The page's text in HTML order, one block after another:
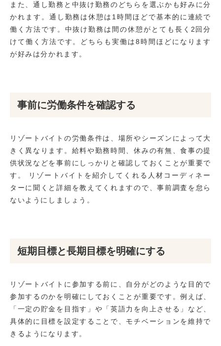
また、通し勤務と中抜け勤務のどちらを選ぶかも好みに分
かれます。通し勤務は休憩は1時間ほどで基本的に連続で
働く方法です。中抜け勤務は間の休憩がとても長く2回分
けて働く方法です。どちらも実働は8時間ほどになります
が好みは分かれます。
事前に労働条件を確認する
リゾートバイトの労働条件は、場所やシーズンによって大
きく異なります。給料や勤務時間、休みの有無、食事の提
供状況などを事前にしっかりと確認しておくことが重要で
す。 リゾートバイトを紹介してくれる人材コーディネー
ターに聞くと詳細を教えてくれますので、事前調査を怠ら
ないようにしましょう。
短期目標と長期目標を明確にする
リゾートバイトに参加する前に、自分がどのような目的で
参加するのかを明確にしておくことが重要です。例えば、
「一定の貯金を目指す」や「英語力を向上させる」など、
具体的に目標を設定することで、モチベーションを維持で
きるようになります。